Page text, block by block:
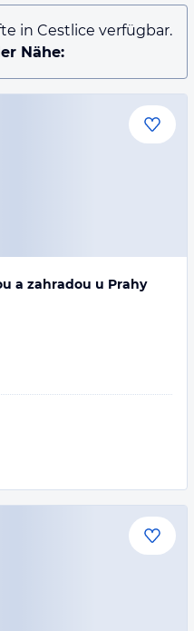
in Cestlice verfügbar.
Nähe:
a zahradou u Prahy